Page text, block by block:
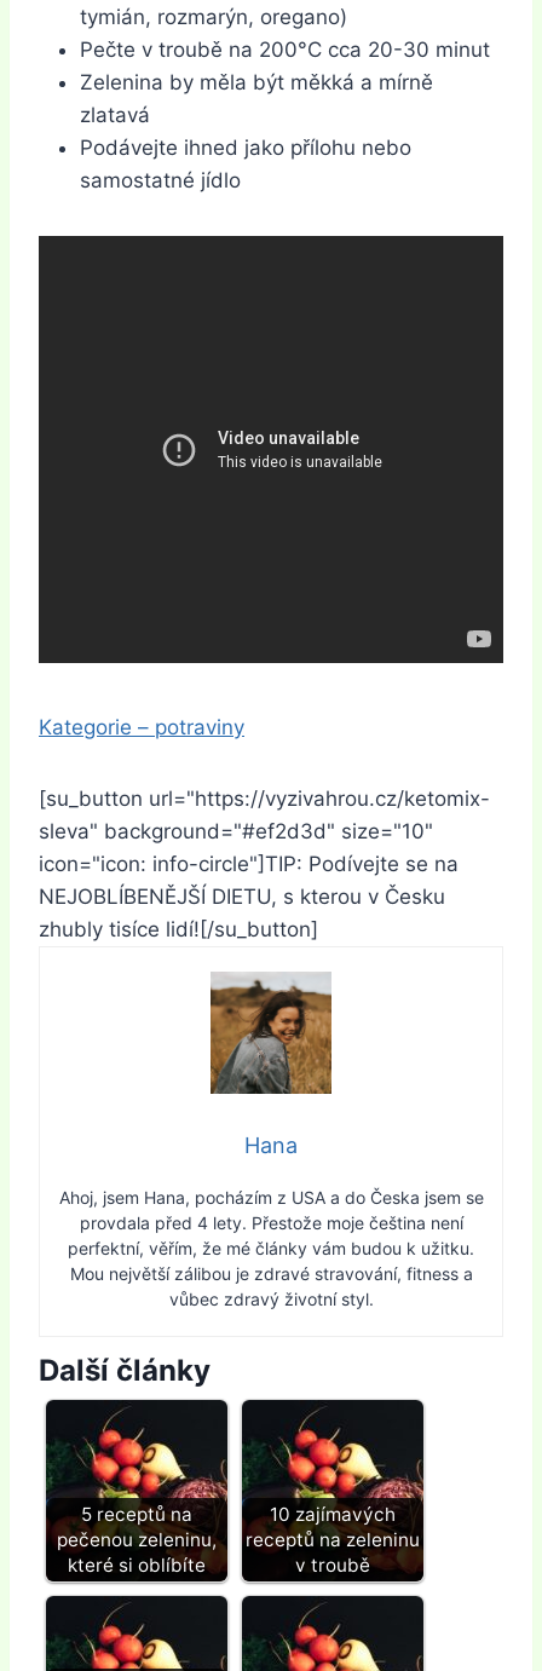
tymián, rozmarýn, oregano)
Pečte v troubě na 200°C cca 20-30 minut
Zelenina by měla být měkká a mírně
zlatavá
Podávejte ihned jako přílohu nebo
samostatné jídlo
Kategorie – potraviny
[su_button url="https://vyzivahrou.cz/ketomix-
sleva" background="#ef2d3d" size="10"
icon="icon: info-circle"]TIP: Podívejte se na
NEJOBLÍBENĚJŠÍ DIETU, s kterou v Česku
zhubly tisíce lidí![/su_button]
Hana
Ahoj, jsem Hana, pocházím z USA a do Česka jsem se
provdala před 4 lety. Přestože moje čeština není
perfektní, věřím, že mé články vám budou k užitku.
Mou největší zálibou je zdravé stravování, fitness a
vůbec zdravý životní styl.
Další články
5 receptů na
pečenou zeleninu,
které si oblíbíte
10 zajímavých
receptů na zeleninu
v troubě